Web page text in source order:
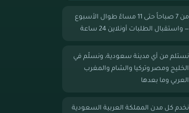
من 7 صباحاً حتى 11 مساءً طوال الأسبوع
— واستقبال الطلبات أونلاين 24 ساعة
نستلم من أي مدينة سعودية، ونسلّم في
الخليج ومصر وتركيا والشام والمغرب
العربي وما بعدها
نخدم كل مدن المملكة العربية السعودية